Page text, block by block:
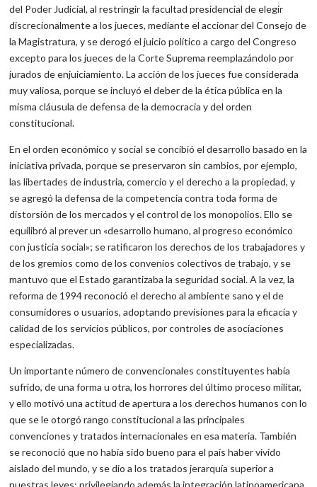
del Poder Judicial, al restringir la facultad presidencial de elegir
discrecionalmente a los jueces, mediante el accionar del Consejo de
la Magistratura, y se derogó el juicio político a cargo del Congreso
excepto para los jueces de la Corte Suprema reemplazándolo por
jurados de enjuiciamiento. La acción de los jueces fue considerada
muy valiosa, porque se incluyó el deber de la ética pública en la
misma cláusula de defensa de la democracia y del orden
constitucional.
En el orden económico y social se concibió el desarrollo basado en la
iniciativa privada, porque se preservaron sin cambios, por ejemplo,
las libertades de industria, comercio y el derecho a la propiedad, y
se agregó la defensa de la competencia contra toda forma de
distorsión de los mercados y el control de los monopolios. Ello se
equilibró al prever un «desarrollo humano, al progreso económico
con justicia social»; se ratificaron los derechos de los trabajadores y
de los gremios como de los convenios colectivos de trabajo, y se
mantuvo que el Estado garantizaba la seguridad social. A la vez, la
reforma de 1994 reconoció el derecho al ambiente sano y el de
consumidores o usuarios, adoptando previsiones para la eficacia y
calidad de los servicios públicos, por controles de asociaciones
especializadas.
Un importante número de convencionales constituyentes había
sufrido, de una forma u otra, los horrores del último proceso militar,
y ello motivó una actitud de apertura a los derechos humanos con lo
que se le otorgó rango constitucional a las principales
convenciones y tratados internacionales en esa materia. También
se reconoció que no había sido bueno para el país haber vivido
aislado del mundo, y se dio a los tratados jerarquía superior a